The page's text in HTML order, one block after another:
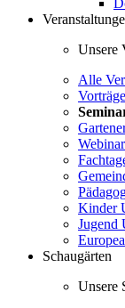
Unsere
Alle
Vorträge
Kinder
Jugend
Schaugärten
Unsere